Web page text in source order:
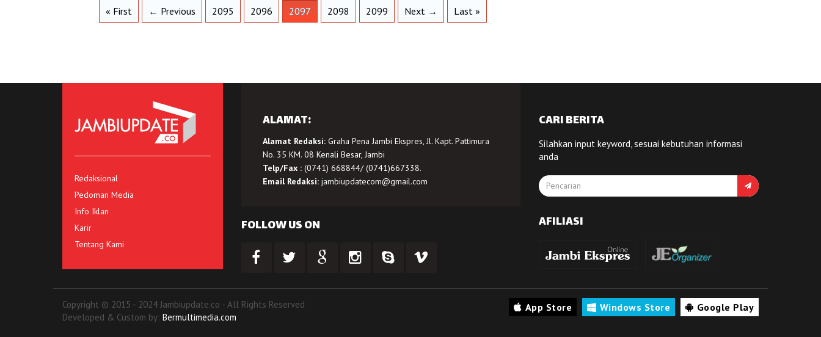
« First ← Previous 2095 2096 2097 2098 2099 Next → Last »
Redaksional
Pedoman Media
Info Iklan
Karir
Tentang Kami
ALAMAT:
Alamat Redaksi:Graha Pena Jambi Ekspres, Jl. Kapt. Pattimura
No. 35 KM. 08 Kenali Besar, Jambi
Telp/Fax :(0741) 668844/ (0741)667338.
Email Redaksi: jambiupdatecom@gmail.com
FOLLOW US ON
CARI BERITA
Silahkan input keyword, sesuai kebutuhan informasi
anda
AFILIASI
Copyright © 2015 - 2024 Jambiupdate.co - All Rights Reserved
Developed & Custom by: Bermultimedia.com
App Store Windows Store Google Play